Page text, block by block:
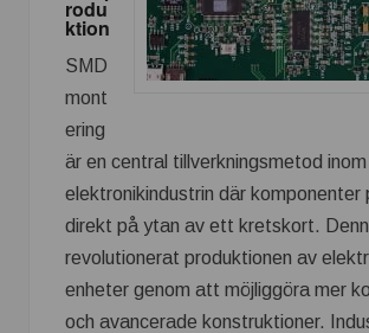
rodu
ktion
SMD
mont
ering
är en central tillverkningsmetod inom
elektronikindustrin där komponenter
direkt på ytan av ett kretskort.
revolutionerat produktionen av
enheter genom att möjliggöra mer
och avancerade konstruktioner.